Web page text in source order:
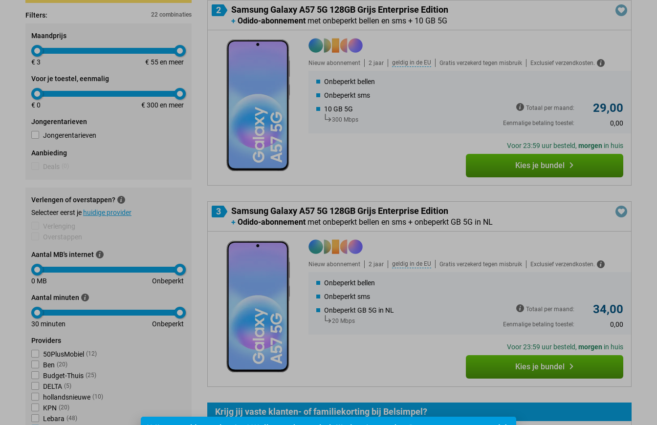
Nummerbehoudgarantie
Filters:
22 combinaties
Maandprijs
€ 3 € 55 en meer
Voor je toestel, eenmalig
€ 0 € 300 en meer
Jongerentarieven
Jongerentarieven
Aanbieding
Deals
Verlengen of overstappen?
Selecteer eerst je huidige provider
Verlenging
Overstappen
Aantal MB's internet
0 MB Onbeperkt
Aantal minuten
30 minuten Onbeperkt
Providers
50PlusMobiel (12)
Ben (20)
Budget-Thuis (25)
DELTA (5)
hollandsnieuwe (10)
KPN (20)
Lebara (48)
2 Samsung Galaxy A57 5G 128GB Grijs Enterprise Edition
+ Odido-abonnement met onbeperkt bellen en sms + 10 GB 5G
Nieuw abonnement 2 jaar geldig in de EU Gratis verzekerd tegen misbruik Exclusief verzendkosten.
Onbeperkt bellen
Onbeperkt sms
10 GB 5G
300 Mbps
Totaal per maand: 29,00
Eenmalige betaling toestel: 0,00
Voor 23:59 uur besteld, morgen in huis
Kies je bundel
3 Samsung Galaxy A57 5G 128GB Grijs Enterprise Edition
+ Odido-abonnement met onbeperkt bellen en sms + onbeperkt GB 5G in NL
Nieuw abonnement 2 jaar geldig in de EU Gratis verzekerd tegen misbruik Exclusief verzendkosten.
Onbeperkt bellen
Onbeperkt sms
Onbeperkt GB 5G in NL
20 Mbps
Totaal per maand: 34,00
Eenmalige betaling toestel: 0,00
Voor 23:59 uur besteld, morgen in huis
Kies je bundel
Krijg jij vaste klanten- of familiekorting bij Belsimpel?